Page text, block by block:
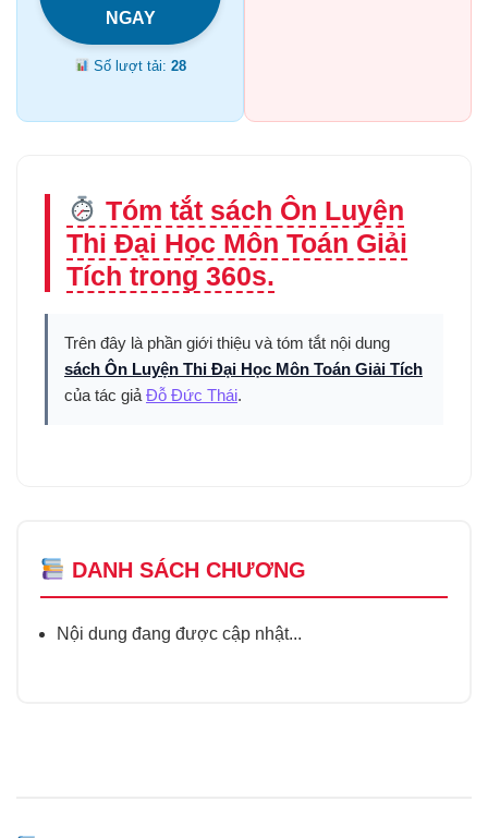
NGAY
Số lượt tải:28
Tóm tắt sách Ôn Luyện
Thi Đại Học Môn Toán Giải
Tích trong 360s.
Trên đây là phần giới thiệu và tóm tắt nội dung
sách Ôn Luyện Thi Đại Học Môn Toán Giải Tích
của tác giả Đỗ Đức Thái.
DANH SÁCH CHƯƠNG
Nội dung đang được cập nhật...